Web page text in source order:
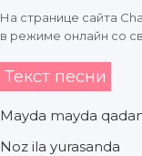
На странице сайта
в режиме онлайн со
Текст песни
Mayda mayda
Noz ila yurasanda